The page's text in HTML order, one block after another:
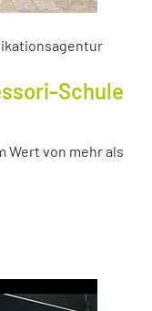
Schule
Wert von mehr als